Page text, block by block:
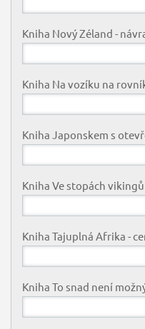
Kniha Nový Zéland -
Kniha Na vozíku na
Kniha Japonskem s
Kniha Ve stopách vikingů
Kniha Tajuplná Afrika -
Kniha To snad není